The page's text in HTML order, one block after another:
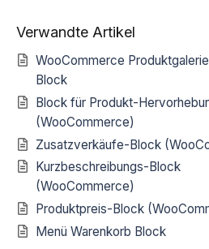
Verwandte Artikel
WooCommerce
Block
Block für Produkt-
(WooCommerce)
Zusatzverkäufe-Block
Kurzbeschreibungs-Block
(WooCommerce)
Produktpreis-Block
Menü Warenkorb Block